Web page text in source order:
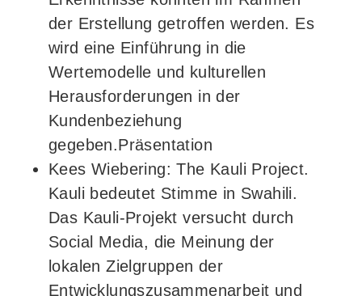
der Erstellung getroffen werden. Es
wird eine Einführung in die
Wertemodelle und kulturellen
Herausforderungen in der
Kundenbeziehung
gegeben.Präsentation
Kees Wiebering: The Kauli Project.
Kauli bedeutet Stimme in Swahili.
Das Kauli-Projekt versucht durch
Social Media, die Meinung der
lokalen Zielgruppen der
Entwicklungszusammenarbeit und